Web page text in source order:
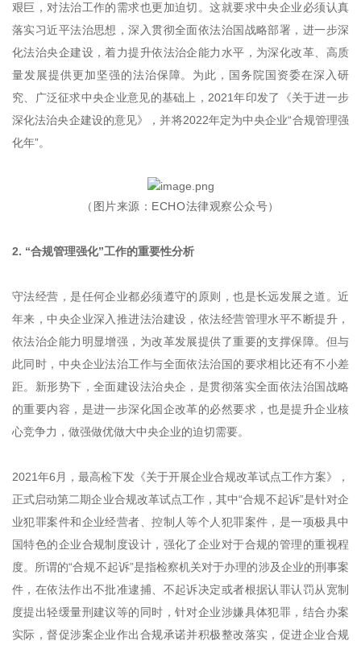
艰巨，对法治工作的需求也更加迫切。这就要求中央企业必须认真
落实习近平法治思想，深入贯彻全面依法治国战略部署，进一步深
化法治央企建设，着力提升依法治企能力水平，为深化改革、高质
量发展提供更加坚强的法治保障。为此，国务院国资委在深入研
究、广泛征求中央企业意见的基础上，2021年印发了《关于进一步
深化法治央企建设的意见》，并将2022年定为中央企业“合规管理强
化年”。
（图片来源：ECHO法律观察公众号）
2. “合规管理强化”工作的重要性分析
守法经营，是任何企业都必须遵守的原则，也是长远发展之道。近
年来，中央企业深入推进法治建设，依法经营管理水平不断提升，
依法治企能力明显增强，为改革发展提供了重要的支撑保障。但与
此同时，中央企业法治工作与全面依法治国的要求相比还有不小差
距。新形势下，全面建设法治央企，是贯彻落实全面依法治国战略
的重要内容，是进一步深化国企改革的必然要求，也是提升企业核
心竞争力，做强做优做大中央企业的迫切需要。
2021年6月，最高检下发《关于开展企业合规改革试点工作方案》，
正式启动第二期企业合规改革试点工作，其中“合规不起诉”是针对企
业犯罪案件和企业经营者、控制人等个人犯罪案件，是一项极具中
国特色的企业合规制度设计，强化了企业对于合规的管理的重视程
度。所谓的“合规不起诉”是指检察机关对于办理的涉及企业的刑事案
件，在依法作出不批准逮捕、不起诉决定或者根据认罪认罚从宽制
度提出轻缓量刑建议等的同时，针对企业涉嫌具体犯罪，结合办案
实际，督促涉案企业作出合规承诺并积极整改落实，促进企业合规